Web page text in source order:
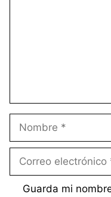
Nombre
Correo
Guarda mi